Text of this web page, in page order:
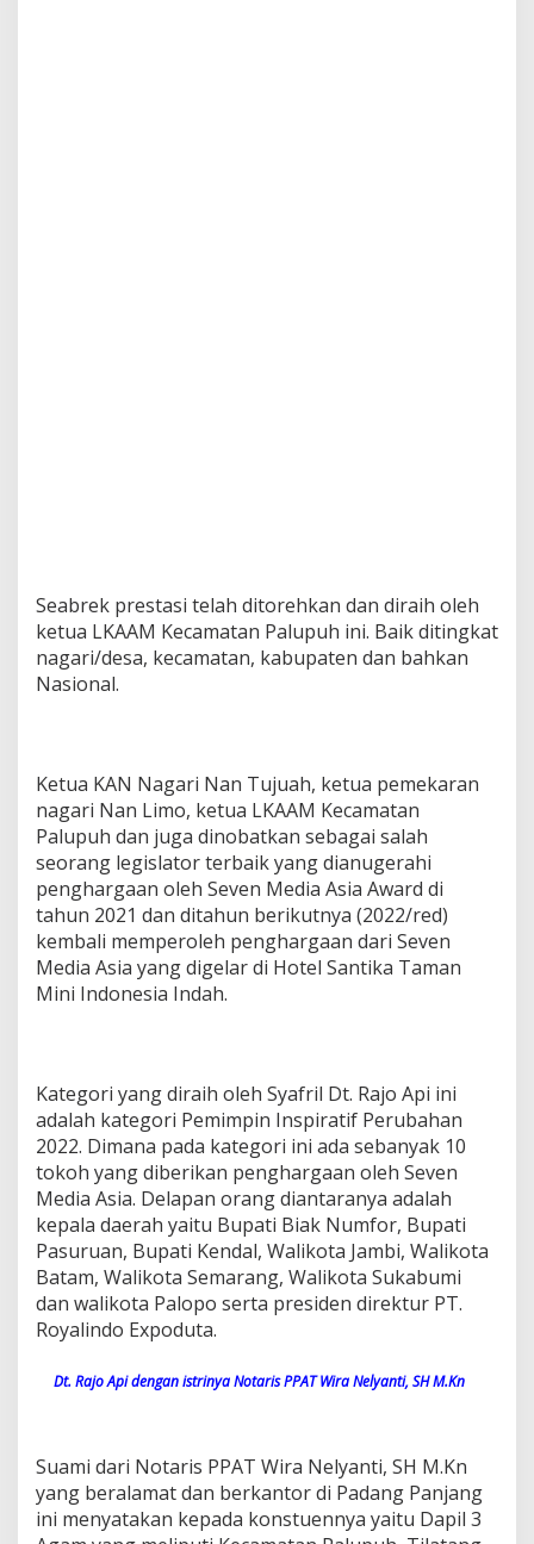
Seabrek prestasi telah ditorehkan dan diraih oleh
ketua LKAAM Kecamatan Palupuh ini. Baik ditingkat
nagari/desa, kecamatan, kabupaten dan bahkan
Nasional.
Ketua KAN Nagari Nan Tujuah, ketua pemekaran
nagari Nan Limo, ketua LKAAM Kecamatan
Palupuh dan juga dinobatkan sebagai salah
seorang legislator terbaik yang dianugerahi
penghargaan oleh Seven Media Asia Award di
tahun 2021 dan ditahun berikutnya (2022/red)
kembali memperoleh penghargaan dari Seven
Media Asia yang digelar di Hotel Santika Taman
Mini Indonesia Indah.
Kategori yang diraih oleh Syafril Dt. Rajo Api ini
adalah kategori Pemimpin Inspiratif Perubahan
2022. Dimana pada kategori ini ada sebanyak 10
tokoh yang diberikan penghargaan oleh Seven
Media Asia. Delapan orang diantaranya adalah
kepala daerah yaitu Bupati Biak Numfor, Bupati
Pasuruan, Bupati Kendal, Walikota Jambi, Walikota
Batam, Walikota Semarang, Walikota Sukabumi
dan walikota Palopo serta presiden direktur PT.
Royalindo Expoduta.
Dt. Rajo Api dengan istrinya Notaris PPAT Wira Nelyanti, SH M.Kn
Suami dari Notaris PPAT Wira Nelyanti, SH M.Kn
yang beralamat dan berkantor di Padang Panjang
ini menyatakan kepada konstuennya yaitu Dapil 3